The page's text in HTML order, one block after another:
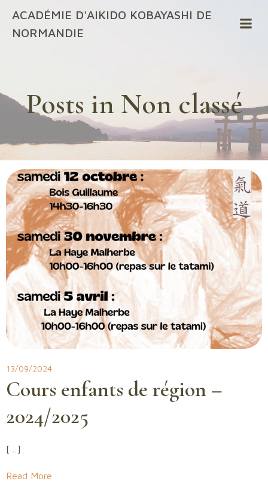
ACADÉMIE D'AIKIDO KOBAYASHI DE
NORMANDIE
Posts in Non classé
13/09/2024
Cours enfants de région –
2024/2025
[…]
Read More